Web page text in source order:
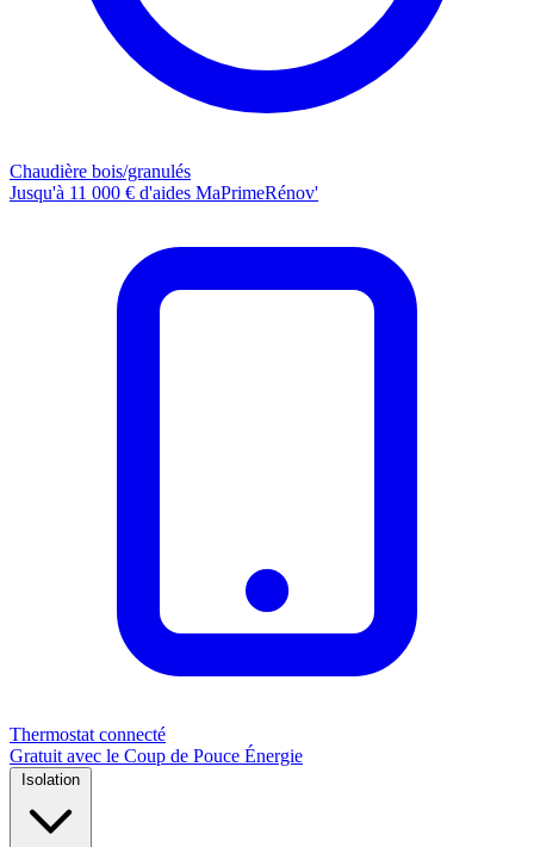
Chaudière bois/granulés
Jusqu'à 11 000 € d'aides MaPrimeRénov'
Thermostat connecté
Gratuit avec le Coup de Pouce Énergie